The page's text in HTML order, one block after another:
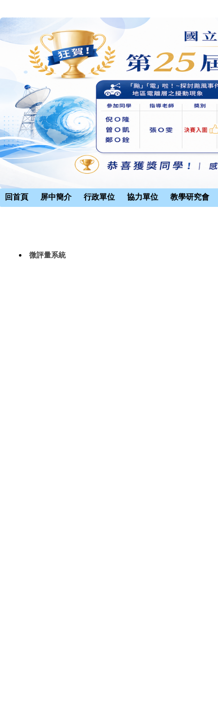
回首頁 屏中簡介 行政單位 協力單位 教學研究會
微評量系統